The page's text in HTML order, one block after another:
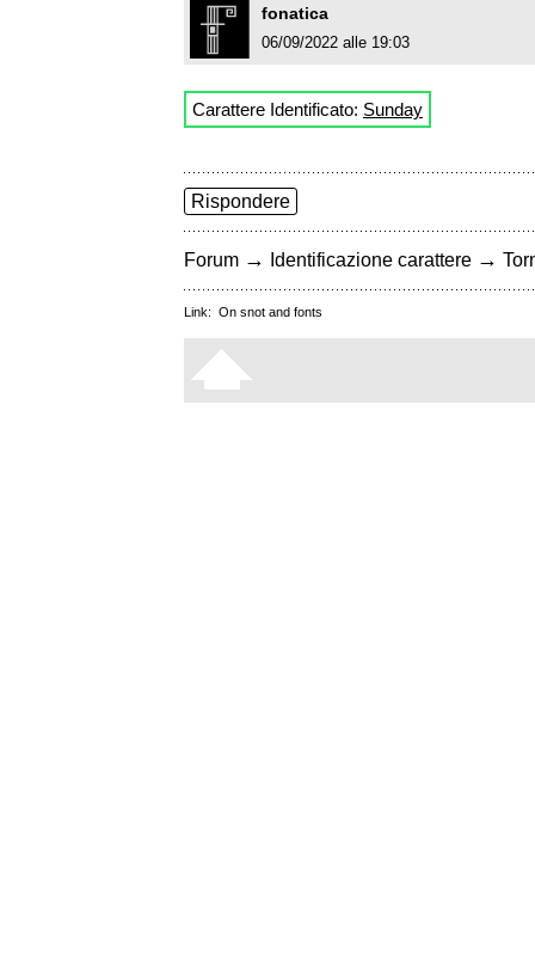
fonatica
06/09/2022 alle 19:03
Carattere Identificato: Sunday
Rispondere
Forum → Identificazione carattere →
Link: On snot and fonts